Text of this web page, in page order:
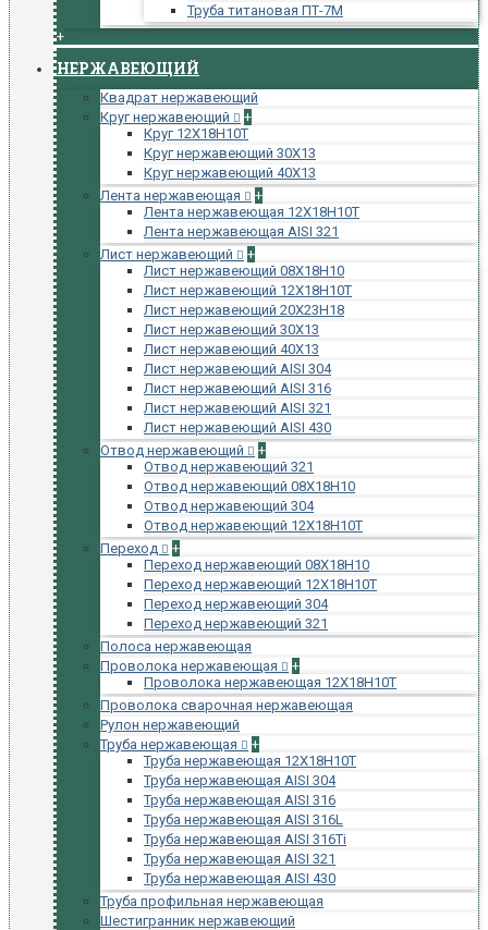
Труба титановая ПТ-7М
+
НЕРЖАВЕЮЩИЙ
Квадрат нержавеющий
Круг нержавеющий
+
Круг 12Х18Н10Т
Круг нержавеющий 30Х13
Круг нержавеющий 40Х13
Лента нержавеющая
+
Лента нержавеющая 12Х18Н10Т
Лента нержавеющая AISI 321
Лист нержавеющий
+
Лист нержавеющий 08Х18Н10
Лист нержавеющий 12Х18Н10Т
Лист нержавеющий 20Х23Н18
Лист нержавеющий 30Х13
Лист нержавеющий 40Х13
Лист нержавеющий AISI 304
Лист нержавеющий AISI 316
Лист нержавеющий AISI 321
Лист нержавеющий AISI 430
Отвод нержавеющий
+
Отвод нержавеющий 321
Отвод нержавеющий 08Х18Н10
Отвод нержавеющий 304
Отвод нержавеющий 12Х18Н10Т
Переход
+
Переход нержавеющий 08Х18Н10
Переход нержавеющий 12Х18Н10Т
Переход нержавеющий 304
Переход нержавеющий 321
Полоса нержавеющая
Проволока нержавеющая
+
Проволока нержавеющая 12Х18Н10Т
Проволока сварочная нержавеющая
Рулон нержавеющий
Труба нержавеющая
+
Труба нержавеющая 12Х18Н10Т
Труба нержавеющая AISI 304
Труба нержавеющая AISI 316
Труба нержавеющая AISI 316L
Труба нержавеющая AISI 316Ti
Труба нержавеющая AISI 321
Труба нержавеющая AISI 430
Труба профильная нержавеющая
Шестигранник нержавеющий